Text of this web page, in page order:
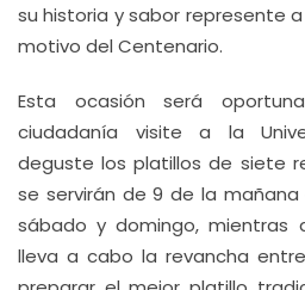
su historia y sabor represente
motivo del Centenario.
Esta ocasión será
ciudadanía visite a la
deguste los platillos de siete
se servirán de 9 de la
sábado y domingo, mientras
lleva a cabo la revancha